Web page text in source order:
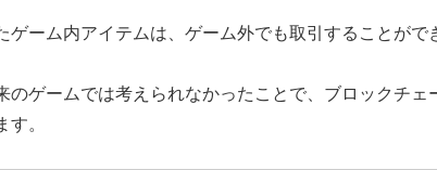
ゲーム内アイテムは、ゲーム外でも取引することが
のゲームでは考えられなかったことで、ブロックチェ
す。